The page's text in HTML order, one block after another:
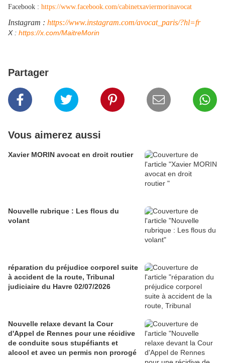
Facebook : https://www.facebook.com/cabinetxaviermorinavocat
Instagram : https://www.instagram.com/avocat_paris/?hl=fr
​X : https://x.com/MaitreMorin
Partager
Vous aimerez aussi
Xavier MORIN avocat en droit routier
Nouvelle rubrique : Les flous du
volant
réparation du préjudice corporel suite
à accident de la route, Tribunal
judiciaire du Havre 02/07/2026
Nouvelle relaxe devant la Cour
d'Appel de Rennes pour une récidive
de conduite sous stupéfiants et
alcool et avec un permis non prorogé